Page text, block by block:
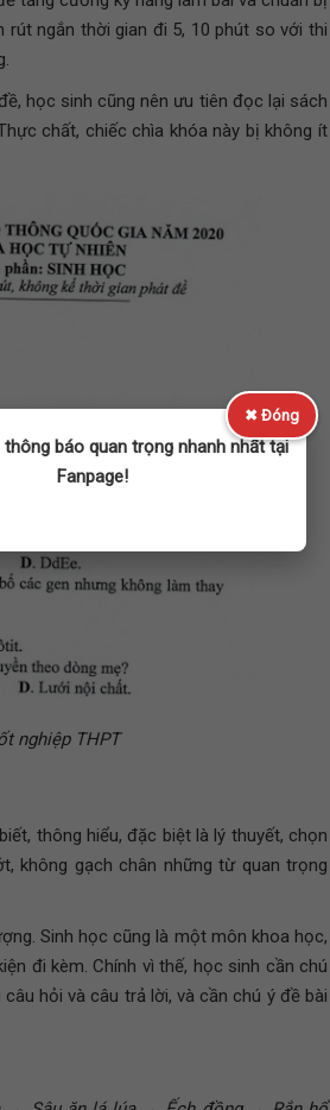
ngắn thời gian đi 5, 10 phút so với thi
học sinh cũng nên ưu tiên đọc lại sách
chất, chiếc chìa khóa này bị không ít
nghiệp THPT
thông hiểu, đặc biệt là lý thuyết, chọn
không gạch chân những từ quan trọng
Sinh học cũng là một môn khoa học,
đi kèm. Chính vì thế, học sinh cần chú
hỏi và câu trả lời, và cần chú ý đề bài
✖ Đóng
báo quan trọng nhanh nhất tại
Fanpage!